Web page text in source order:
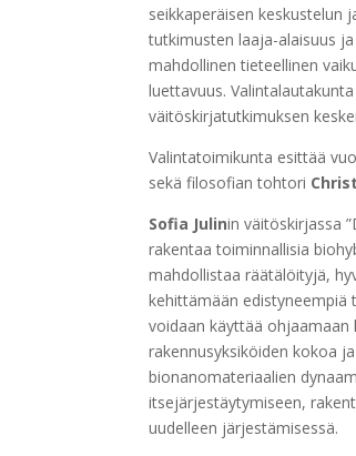
seikkaperäisen keskustelun
tutkimusten laaja-alaisuus
mahdollinen tieteellinen
luettavuus.
väitöskirjatutkimuksen
Valintatoimikunta esittää
sekä filosofian tohtori
Sofia Julinin väitöskirjassa
rakentaa toiminnallisia
mahdollistaa räätälöityjä,
kehittämään edistyneempiä
voidaan käyttää ohjaamaan
rakennusyksiköiden kokoa
bionanomateriaalien
itsejärjestäytymiseen,
uudelleen järjestämisessä.